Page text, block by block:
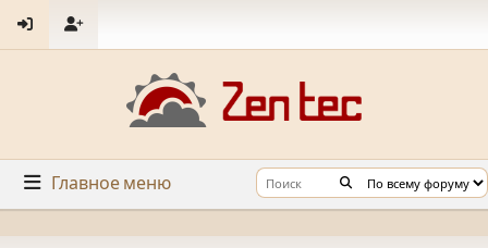
Главное меню